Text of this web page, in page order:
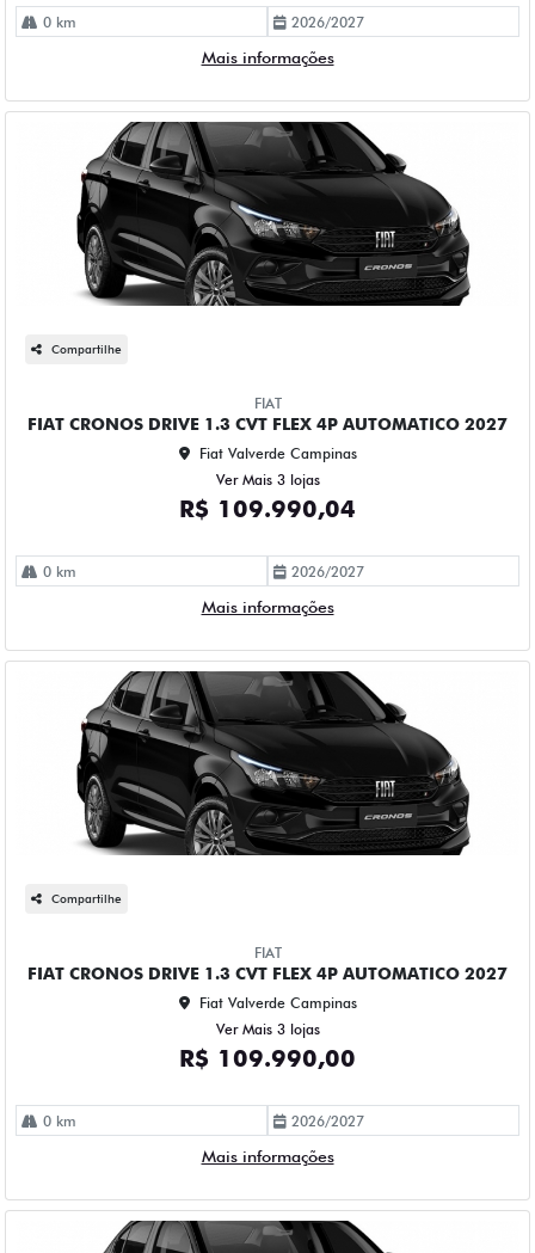
0 km 2026/2027
Mais informações
Compartilhe
FIAT
FIAT CRONOS DRIVE 1.3 CVT FLEX 4P AUTOMATICO 2027
Fiat Valverde Campinas
Ver Mais 3 lojas
R$ 109.990,04
0 km 2026/2027
Mais informações
Compartilhe
FIAT
FIAT CRONOS DRIVE 1.3 CVT FLEX 4P AUTOMATICO 2027
Fiat Valverde Campinas
Ver Mais 3 lojas
R$ 109.990,00
0 km 2026/2027
Mais informações